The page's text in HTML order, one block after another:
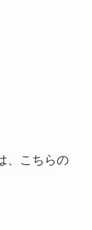
、こちらの